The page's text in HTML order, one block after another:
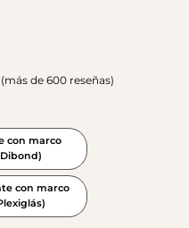
de 600 reseñas)
con marco
con marco